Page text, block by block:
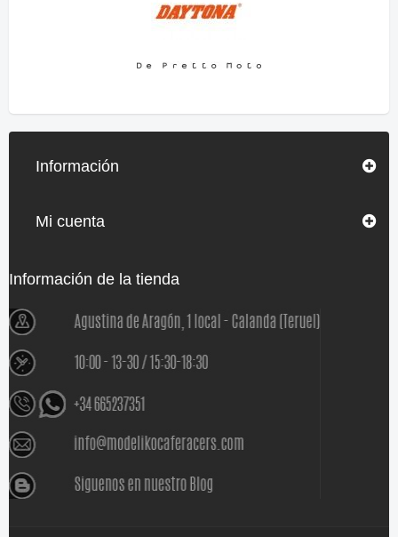
Información
Mi cuenta
Información de la tienda